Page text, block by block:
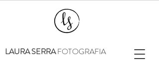
LAURA SERRAFOTOGRAFIA